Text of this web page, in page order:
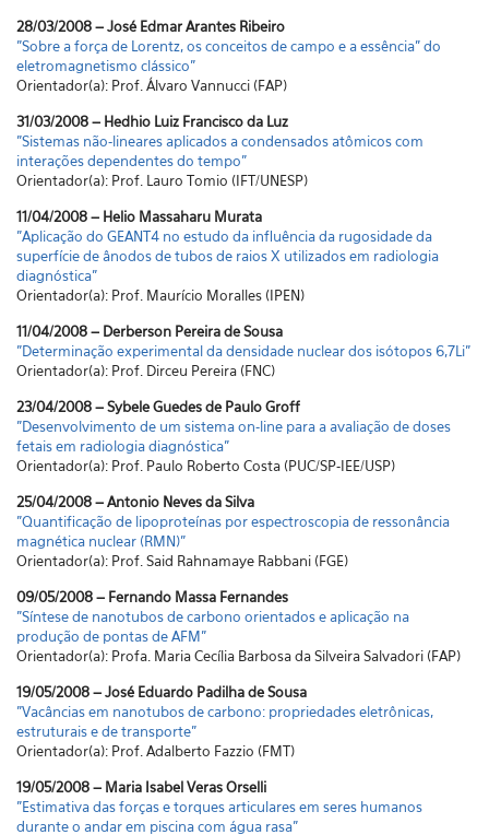
28/03/2008 – José Edmar Arantes Ribeiro
"Sobre a força de Lorentz, os conceitos de campo e a essência” do
eletromagnetismo clássico"
Orientador(a): Prof. Álvaro Vannucci (FAP)
31/03/2008 – Hedhio Luiz Francisco da Luz
"Sistemas não-lineares aplicados a condensados atômicos com
interações dependentes do tempo"
Orientador(a): Prof. Lauro Tomio (IFT/UNESP)
11/04/2008 – Helio Massaharu Murata
"Aplicação do GEANT4 no estudo da influência da rugosidade da
superfície de ânodos de tubos de raios X utilizados em radiologia
diagnóstica"
Orientador(a): Prof. Maurício Moralles (IPEN)
11/04/2008 – Derberson Pereira de Sousa
"Determinação experimental da densidade nuclear dos isótopos 6,7Li"
Orientador(a): Prof. Dirceu Pereira (FNC)
23/04/2008 – Sybele Guedes de Paulo Groff
"Desenvolvimento de um sistema on-line para a avaliação de doses
fetais em radiologia diagnóstica"
Orientador(a): Prof. Paulo Roberto Costa (PUC/SP-IEE/USP)
25/04/2008 – Antonio Neves da Silva
"Quantificação de lipoproteínas por espectroscopia de ressonância
magnética nuclear (RMN)"
Orientador(a): Prof. Said Rahnamaye Rabbani (FGE)
09/05/2008 – Fernando Massa Fernandes
"Síntese de nanotubos de carbono orientados e aplicação na
produção de pontas de AFM"
Orientador(a): Profa. Maria Cecília Barbosa da Silveira Salvadori (FAP)
19/05/2008 – José Eduardo Padilha de Sousa
"Vacâncias em nanotubos de carbono: propriedades eletrônicas,
estruturais e de transporte"
Orientador(a): Prof. Adalberto Fazzio (FMT)
19/05/2008 – Maria Isabel Veras Orselli
"Estimativa das forças e torques articulares em seres humanos
durante o andar em piscina com água rasa"